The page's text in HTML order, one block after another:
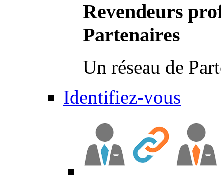
Revendeurs
Partenaires
Un réseau de
Identifiez-vous